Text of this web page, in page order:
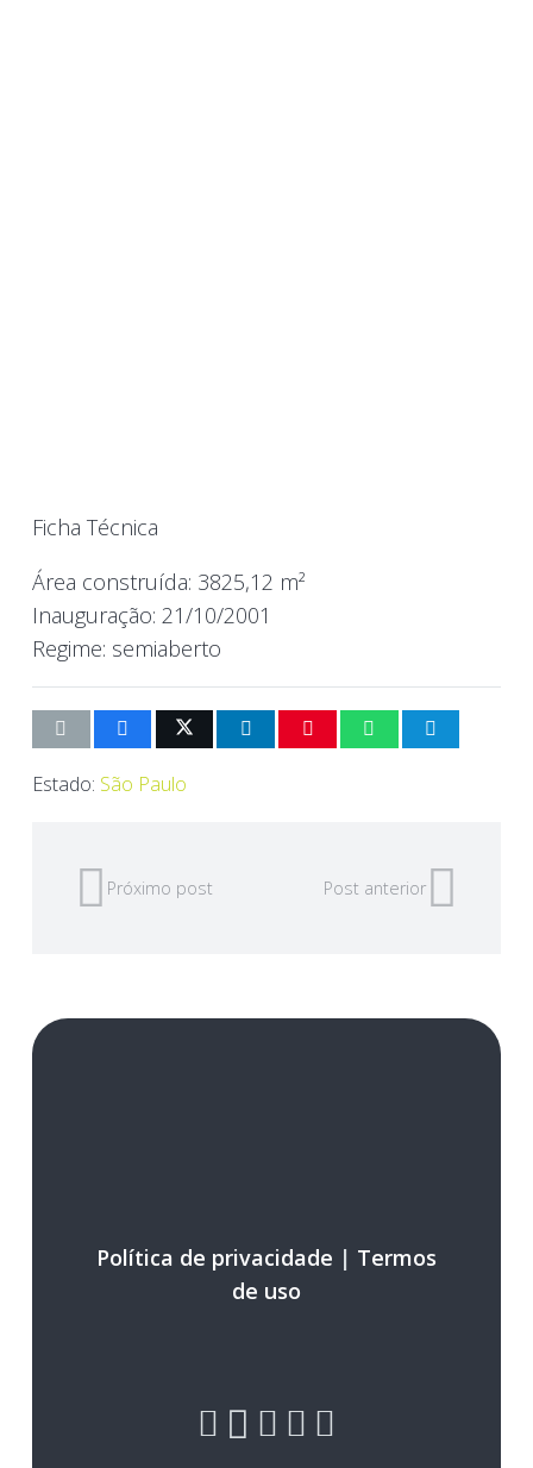
Ficha Técnica
Área construída: 3825,12 m²
Inauguração: 21/10/2001
Regime: semiaberto
Estado: São Paulo
Próximo post Post anterior
Política de privacidade | Termos
de uso